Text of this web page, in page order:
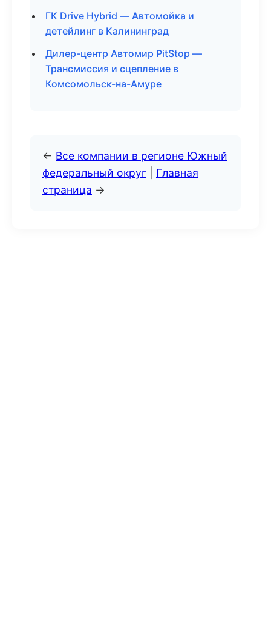
ГК Drive Hybrid — Автомойка и
детейлинг в Калининград
Дилер-центр Автомир PitStop —
Трансмиссия и сцепление в
Комсомольск-на-Амуре
← Все компании в регионе Южный
федеральный округ
Главная
страница →